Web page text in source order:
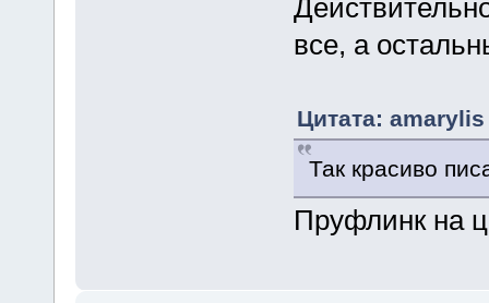
все, а
Цитата: amarylis
Так красиво
Пруфлинк на